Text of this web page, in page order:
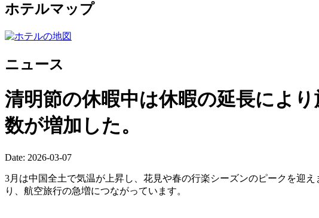
ホテルマップ
ニュース
清明節の休暇中は休暇の延長によ
数が増加した。
Date: 2026-03-07
3月は中国全土で気温が上昇し、花見や春の行楽シーズンのピークを迎
り、航空旅行の急増につながっています。